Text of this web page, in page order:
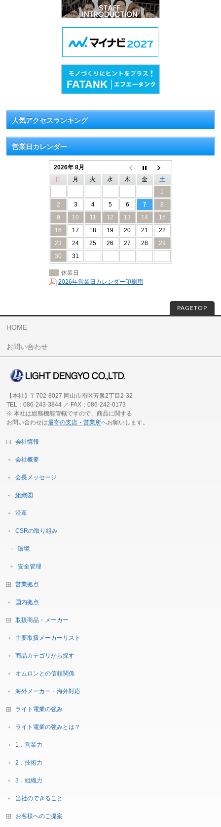
人気アクセスランキング
営業日カレンダー
2026年 8月
日
月 火 水 木 金
土
1
2
3 4 5 6 7
8
9
10 11 12 13 14
15
16
17 18 19 20 21
22
23
24 25 26 27 28
29
30
31
休業日
2026年営業日カレンダー印刷用
PAGETOP
HOME
お問い合わせ
【本社】〒702-8027 岡山市南区芳泉2丁目2-32
TEL：086-243-3844 ／ FAX：086-242-0173
※ 本社は総務機能管轄ですので、商品に関する
お問い合わせは最寄の支店・営業所へお願いします。
会社情報
会社概要
会長メッセージ
組織図
沿革
CSRの取り組み
環境
安全管理
営業拠点
国内拠点
取扱商品・メーカー
主要取扱メーカーリスト
商品カテゴリから探す
オムロンとの信頼関係
海外メーカー・海外対応
ライト電業の強み
ライト電業の強みとは？
1．営業力
2．技術力
3．組織力
当社のできること
お客様へのご提案